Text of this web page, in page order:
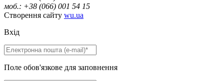
моб.: +38 (066) 001 54 15
Створення сайту wu.ua
Вхід
Поле обов'язкове для заповнення